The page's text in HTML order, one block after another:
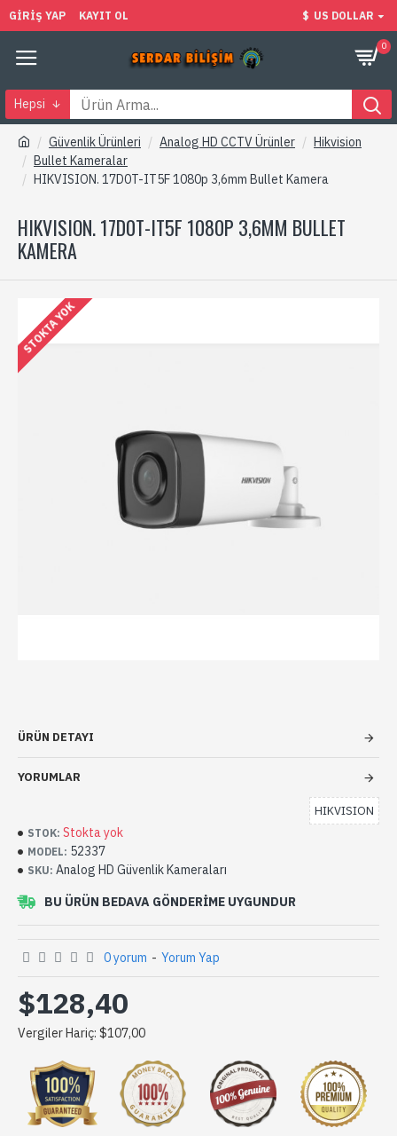
GIRIŞ YAP KAYIT OL $ US DOLLAR
0
Hepsi
Güvenlik Ürünleri Analog HD CCTV Ürünler
Hikvision
Bullet Kameralar
HIKVISION. 17D0T-IT5F 1080p 3,6mm Bullet Kamera
HIKVISION. 17D0T-IT5F 1080P 3,6MM BULLET
KAMERA
STOKTA YOK
ÜRÜN DETAYI
YORUMLAR
BU ÜRÜN BEDAVA GÖNDERIME UYGUNDUR
STOK: Stokta yok
MODEL: 52337
SKU: Analog HD Güvenlik Kameraları
HIKVISION
0 yorum - Yorum Yap
$128,40
Vergiler Hariç: $107,00